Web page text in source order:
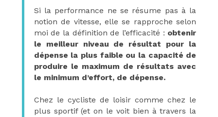
Si la performance ne se résume pas à la
notion de vitesse, elle se rapproche selon
moi de la définition de l’efficacité : obtenir
le meilleur niveau de résultat pour la
dépense la plus faible ou la capacité de
produire le maximum de résultats avec
le minimum d’effort, de dépense.
Chez le cycliste de loisir comme chez le
plus sportif (et on le voit bien à travers la